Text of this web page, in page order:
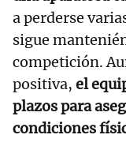
a perderse
sigue
competición.
positiva, el
plazos para
condiciones